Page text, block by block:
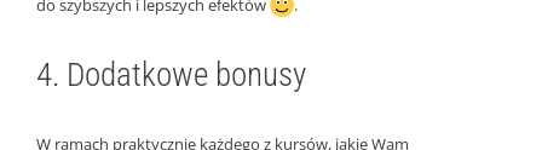
do szybszych i lepszych efektów
.
4. Dodatkowe bonusy
W ramach praktycznie każdego z kursów, jakie Wam